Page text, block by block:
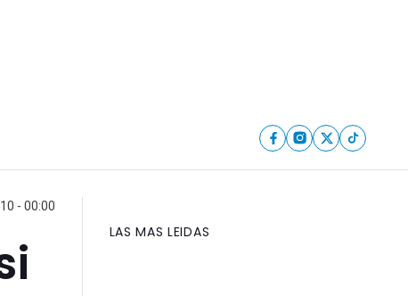
- 00:00
LAS MAS LEIDAS